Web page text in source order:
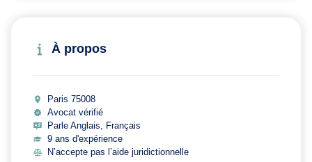
À propos
Paris 75008
Avocat vérifié
Parle Anglais, Français
9 ans d'expérience
N’accepte pas l’aide juridictionnelle